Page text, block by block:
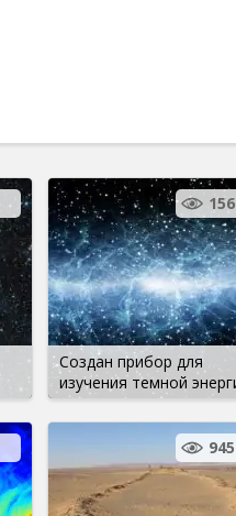
Создан прибор для
изучения темной
156
945